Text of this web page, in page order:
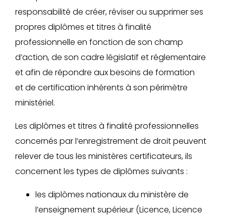
responsabilité de créer, réviser ou supprimer ses
propres diplômes et titres à finalité
professionnelle en fonction de son champ
d’action, de son cadre législatif et réglementaire
et afin de répondre aux besoins de formation
et de certification inhérents à son périmètre
ministériel.
Les diplômes et titres à finalité professionnelles
concernés par l’enregistrement de droit peuvent
relever de tous les ministères certificateurs, ils
concernent les types de diplômes suivants :
les diplômes nationaux du ministère de
l’enseignement supérieur (Licence, Licence